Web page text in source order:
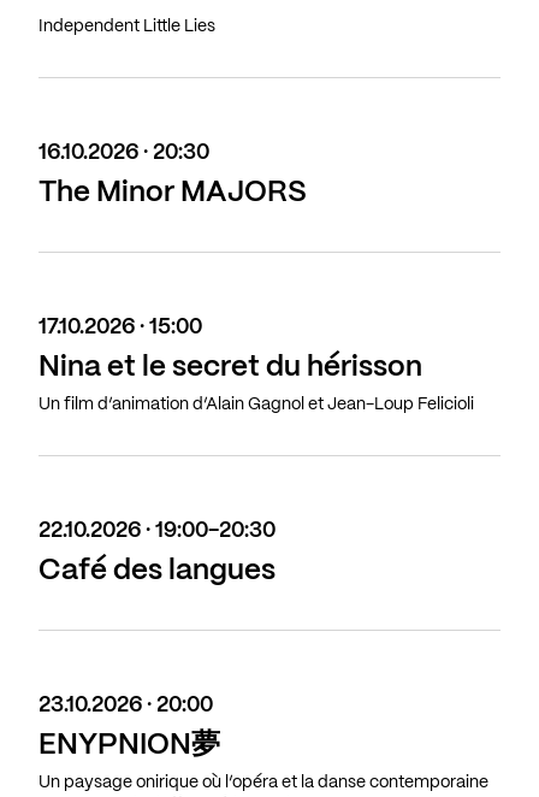
Independent Little Lies
16.10.2026 · 20:30
The Minor MAJORS
17.10.2026 · 15:00
Nina et le secret du hérisson
Un film d’animation d’Alain Gagnol et Jean-Loup Felicioli
22.10.2026 · 19:00-20:30
Café des langues
23.10.2026 · 20:00
ENYPNION夢
Un paysage onirique où l’opéra et la danse contemporaine